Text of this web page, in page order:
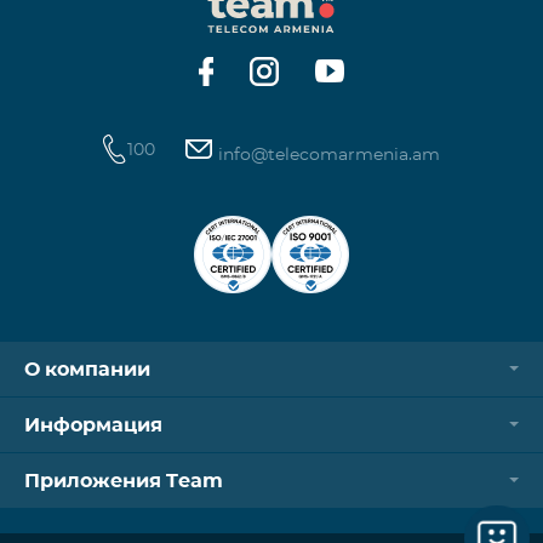
операторов. Для корректной идентификации Wi-
Fi и VPN должны быть отключен
100 info@telecomarmenia.am
О компании
Информация
Приложения Team